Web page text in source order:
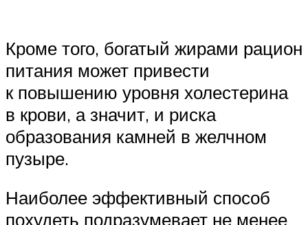
Кроме того, богатый жирами рацион
питания может привести
к повышению уровня холестерина
в крови, а значит, и риска
образования камней в желчном
пузыре.
Наиболее эффективный способ
похудеть подразумевает не менее